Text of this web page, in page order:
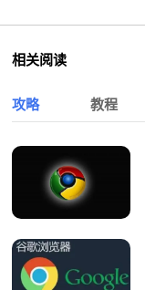
相关阅读
攻略 教程